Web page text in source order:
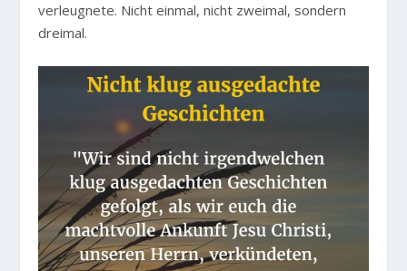
verleugnete. Nicht einmal, nicht zweimal, sondern
dreimal.